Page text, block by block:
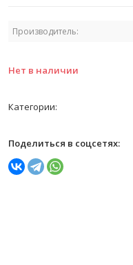
Производитель:
Нет в наличии
Категории:
Поделиться в соцсетях: